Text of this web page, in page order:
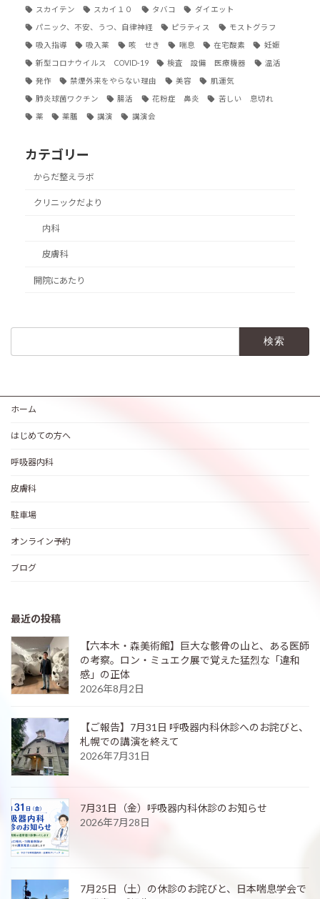
スカイテン スカイ１０ タバコ ダイエット
パニック、不安、うつ、自律神経 ピラティス モストグラフ
吸入指導 吸入薬 咳 せき 喘息 在宅酸素 妊娠
新型コロナウイルス COVID-19 検査 設備 医療機器 温活
発作 禁煙外来をやらない理由 美容 肌運気
肺炎球菌ワクチン 腸活 花粉症 鼻炎 苦しい 息切れ
薬 薬膳 講演 講演会
カテゴリー
からだ整えラボ
クリニックだより
内科
皮膚科
開院にあたり
ホーム
はじめての方へ
呼吸器内科
皮膚科
駐車場
オンライン予約
ブログ
最近の投稿
【六本木・森美術館】巨大な骸骨の山と、ある医師
の考察。ロン・ミュエク展で覚えた猛烈な「違和
感」の正体
2026年8月2日
【ご報告】7月31日 呼吸器内科休診へのお詫びと、
札幌での講演を終えて
2026年7月31日
7月31日（金）呼吸器内科休診のお知らせ
2026年7月28日
7月25日（土）の休診のお詫びと、日本喘息学会で